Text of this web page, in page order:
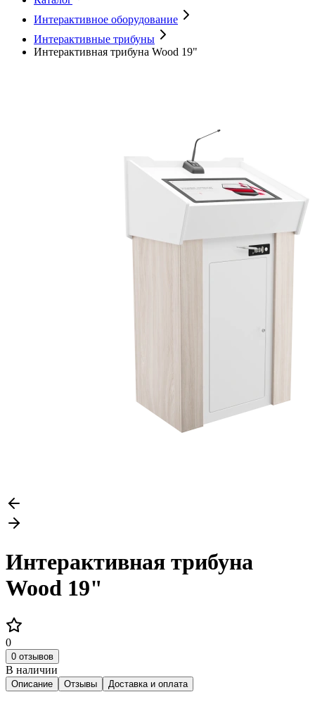
Интерактивное оборудование
Интерактивные трибуны
Интерактивная трибуна Wood 19"
Интерактивная трибуна
Wood 19"
0
0 отзывов
В наличии
Описание Отзывы Доставка и оплата